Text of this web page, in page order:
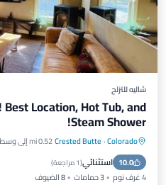
شاليه للتزلج
Location, Hot Tub, and
Steam Shower!
Colorado
·
Crested Butte0.52 mi إلى وسط المدينة
10.0 استثنائي(1 مراجعة )
4 غرف نوم 3 حمامات
8 الضيوف
حوض استحمام ساخن
مطبخ